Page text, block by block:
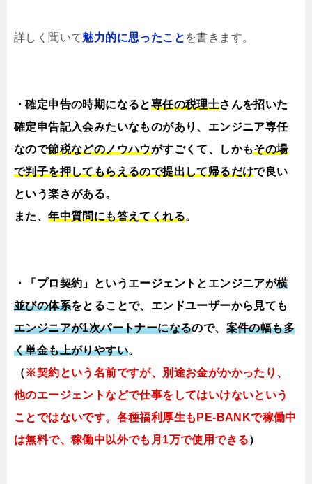
詳しく聞いて魅力的に思ったこと を書きます。
・確定申告の時期になると専任の税理士さんを招いた
確定申告記入会みたいなものがあり、エンジニア専任
なので節税などのノウハウがすごくて、しかもその場
で判子を押してもらえるので提出して帰るだけで良い
という楽さがある。
また、年中質問にも答えてくれる。
・「プロ契約」というエージェントとエンジニアが横
並びの体系をとることで、エンドユーザーから見ても
エンジニアが1次パートナーになるので、 案件の幅も多
く単金も上がりやすい。
（※契約という名前ですが、別途お金がかかったり、
他のエージェントなどで仕事をしてはいけないという
ことではないです。各種福利厚生もPE-BANKで稼働中
は無料で、稼働中以外でも月1万で使用できる）